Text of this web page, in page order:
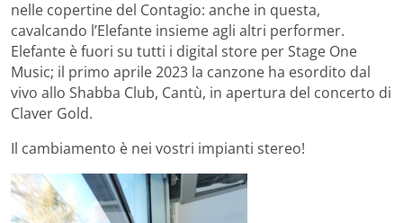
nelle copertine del Contagio: anche in questa,
cavalcando l’Elefante insieme agli altri performer.
Elefante è fuori su tutti i digital store per Stage One
Music; il primo aprile 2023 la canzone ha esordito dal
vivo allo Shabba Club, Cantù, in apertura del concerto di
Claver Gold.
Il cambiamento è nei vostri impianti stereo!